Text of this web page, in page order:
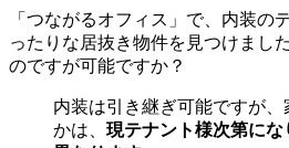
「つながるオフィス」で、内装の
ったりな居抜き物件を見つけまし
のですが可能ですか？
内装は引き継ぎ可能ですが
かは、 現テナント様次第に